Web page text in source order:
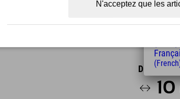
Jun
Distance
10
N'acceptez que les(Polish)